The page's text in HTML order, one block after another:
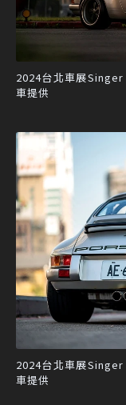
2024台北車展
車提供
2024台北車展
車提供